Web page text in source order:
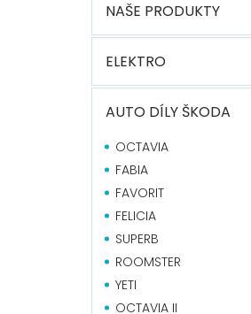
a
n
NAŠE PRODUKTY
ELEKTRO
AUTO DÍLY ŠKODA
OCTAVIA
FABIA
FAVORIT
FELICIA
SUPERB
ROOMSTER
YETI
OCTAVIA II